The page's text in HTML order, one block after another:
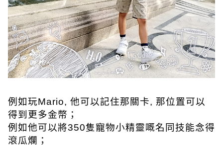
例如玩Mario, 他可以記住那關卡, 那位置可以
得到更多金幣；
例如他可以將350隻寵物小精靈嘅名同技能念得
滾瓜爛；